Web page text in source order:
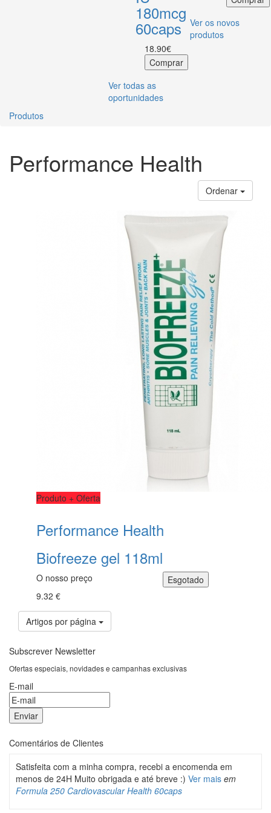
180mcg
60caps
18.90€
Ver todas as
oportunidades
Ver os novos
produtos
Produtos
Performance Health
Ordenar
Produto + Oferta
Performance Health
Biofreeze gel 118ml
O nosso preço
9.32 €
Artigos por página
Subscrever Newsletter
Ofertas especiais, novidades e campanhas exclusivas
E-mail
Comentários de Clientes
Satisfeita com a minha compra, recebi a encomenda em
menos de 24H Muito obrigada e até breve :) Ver mais em
Formula 250 Cardiovascular Health 60caps